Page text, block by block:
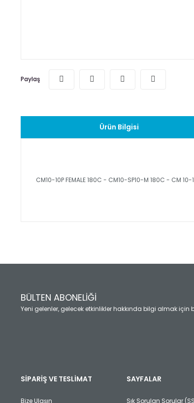
Paylaş
Ürün Bilgisi
CM10-10P FEMALE 180C - CM10-SP10-M 180C - CM 10-
Ürün açıklamasında eksik bilgiler bulunuyor.
Ürün fiyatı diğer sitelerden daha pahalı.
Bu ürüne benzer farklı alternatifler olmalı.
BÜLTEN ABONELİĞİ
Yeni gelenler, gelecek etkinlikler hakkında bilgi almak için
SİPARİŞ VE TESLİMAT
Bize Ulaşın
SAYFALAR
Sık Sorulan Sorular